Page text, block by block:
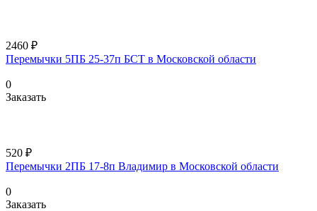
2460 ₽
Перемычки 5ПБ 25-37п БСТ в Московской области
0
Заказать
520 ₽
Перемычки 2ПБ 17-8п Владимир в Московской области
0
Заказать